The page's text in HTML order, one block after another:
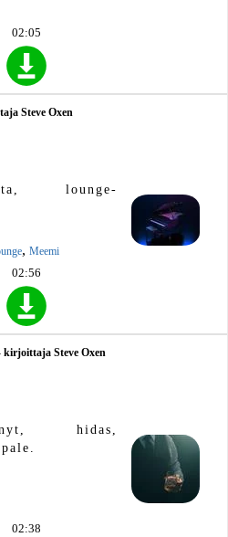
02:05
Steve Oxen
lounge-
, Meemi
02:56
kirjoittaja Steve Oxen
hidas,
02:38